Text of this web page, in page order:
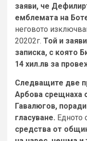
заяви, че
емблемата на
неговото
20202г. Той и
записка, с която
14 хил.лв за
Следващите две
Арбова срещнаха
Гавалюгов,
гласуване. Едното
средства от